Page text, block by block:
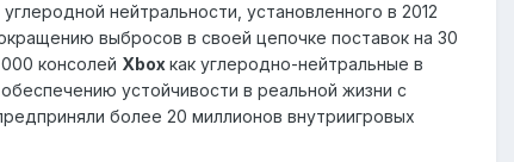
нейтральности, установленного в 2012
выбросов в своей цепочке поставок на 30
консолей Xbox как углеродно-нейтральные в
устойчивости в реальной жизни с
более 20 миллионов внутриигровых